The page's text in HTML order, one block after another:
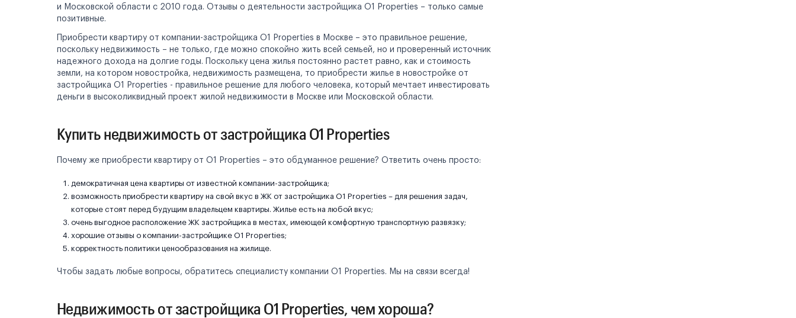
и Московской области с 2010 года. Отзывы о деятельности застройщика O1 Properties – только самые
позитивные.
Приобрести квартиру от компании-застройщика O1 Properties в Москве – это правильное решение,
поскольку недвижимость – не только, где можно спокойно жить всей семьей, но и проверенный источник
надежного дохода на долгие годы. Поскольку цена жилья постоянно растет равно, как и стоимость
земли, на котором новостройка, недвижимость размещена, то приобрести жилье в новостройке от
застройщика O1 Properties - правильное решение для любого человека, который мечтает инвестировать
деньги в высоколиквидный проект жилой недвижимости в Москве или Московской области.
Купить недвижимость от застройщика O1 Properties
Почему же приобрести квартиру от O1 Properties – это обдуманное решение? Ответить очень просто:
демократичная цена квартиры от известной компании-застройщика;
возможность приобрести квартиру на свой вкус в ЖК от застройщика O1 Properties – для решения задач,
которые стоят перед будущим владельцем квартиры. Жилье есть на любой вкус;
очень выгодное расположение ЖК застройщика в местах, имеющей комфортную транспортную развязку;
хорошие отзывы о компании-застройщике O1 Properties;
корректность политики ценообразования на жилище.
Чтобы задать любые вопросы, обратитесь специалисту компании O1 Properties. Мы на связи всегда!
Недвижимость от застройщика O1 Properties, чем хороша?